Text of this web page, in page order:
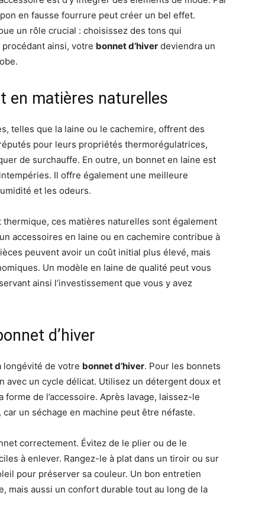
en fausse fourrure peut créer un bel effet.
un rôle crucial : choisissez des tons qui
procédant ainsi, votre bonnet d’hiver deviendra un
en matières naturelles
telles que la laine ou le cachemire, offrent des
pour leurs propriétés thermorégulatrices,
de surchauffe. En outre, un bonnet en laine est
Il offre également une meilleure
et les odeurs.
ces matières naturelles sont également
accessoires en laine ou en cachemire contribue à
peuvent avoir un coût initial plus élevé, mais
Un modèle en laine de qualité peut vous
ainsi l’investissement que vous y avez
d’hiver
longévité de votre bonnet d’hiver. Pour les bonnets
avec un cycle délicat. Utilisez un détergent doux et
de l’accessoire. Après lavage, laissez-le
un séchage en machine peut être néfaste.
correctement. Évitez de le plier ou de le
à enlever. Rangez-le à plat dans un tiroir ou sur
pour préserver sa couleur. Un bon entretien
mais aussi un confort durable tout au long de la